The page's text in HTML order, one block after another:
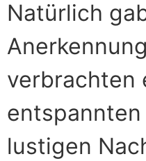
Natürlich
verbrachten
lustigen